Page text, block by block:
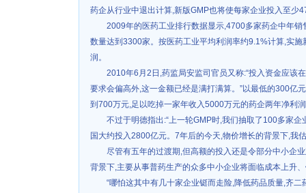
药企从行业中退出计算,新版GMP也将使每家企业投入至少
2009年的医药工业排行数据显示,4700多家药企中年
数量达到3300家。按医药工业平均利润率约9.1%计算,实
润。
2010年6月2日,药监局安监司官员又称:“投入资金应该
要求会偏高外,这一金额已经是满打满算。”以最低的300亿
到700万元,足以吃掉一家年收入5000万元的药企两年净利
不过于明德指出:“上一轮GMP时,我们抽取了100多家
国大约投入2800亿元。7年后的今天,物价增长的背景下,我
尽管有五年的过渡期,但高额的投入还是令部分中小企
背景下,主要从事普药生产的众多中小企业将面临成本上升
“哪怕这其中有几十家企业铤而走险,降低药品质量,齐